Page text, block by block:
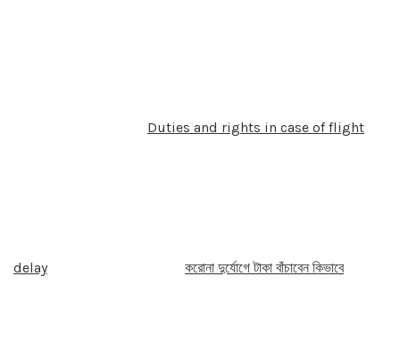
Duties and rights in case of flight
delay করোনা দুর্যোগে টাকা বাঁচাবেন কিভাবে